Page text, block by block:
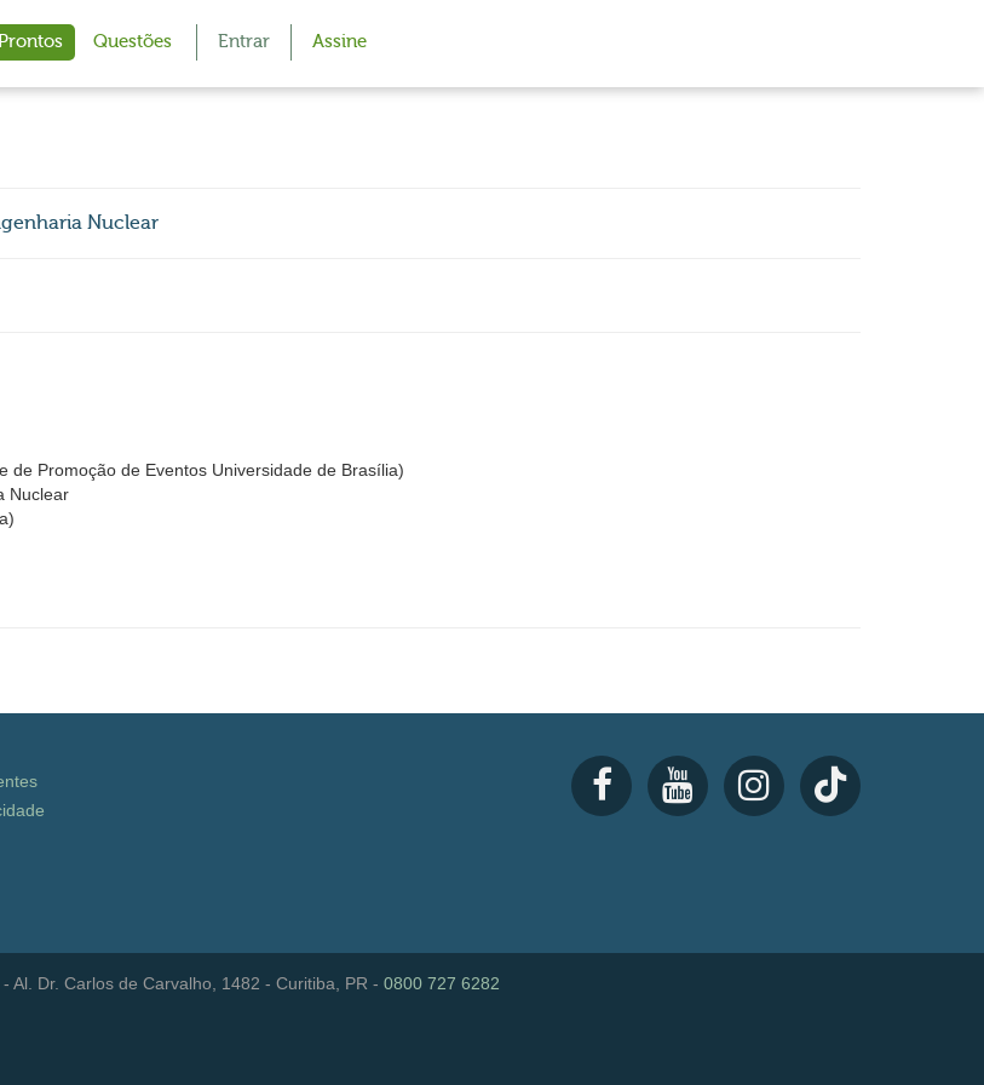
Questões Entrar Assine
Nuclear
de Promoção de Eventos Universidade de Brasília)
Nuclear
Al. Dr. Carlos de Carvalho, 1482 - Curitiba, PR - 0800 727 6282